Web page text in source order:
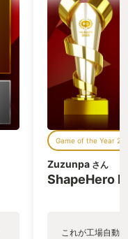
Game of the Year
Zuzunpa さん
ShapeHero
これが工場自動